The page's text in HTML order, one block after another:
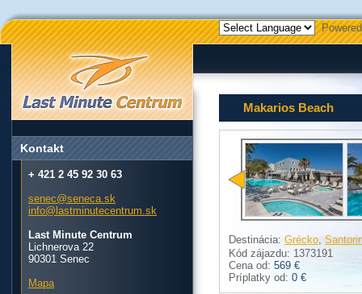
Makarios Beach
Destinácia: Grécko,
Kód zájazdu: 1373191
Cena od: 569 €
Príplatky od: 0 €
Kontakt
+ 421 2 45 92 30 63
senec@seneca.sk
info@lastminutecentrum.sk
Last Minute Centrum
Lichnerova 22
90301 Senec
Mapa